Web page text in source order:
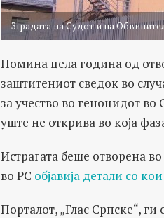
Зградата на Судот и на
Помина цела година од
заштитениот сведок во
за учество во геноцидот
уште не открива во која
Истрагата беше отворена
во РС објавија детали со
Порталот, „Глас Српске“,